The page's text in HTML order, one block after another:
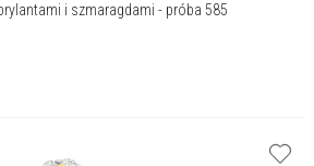
i szmaragdami - próba 585